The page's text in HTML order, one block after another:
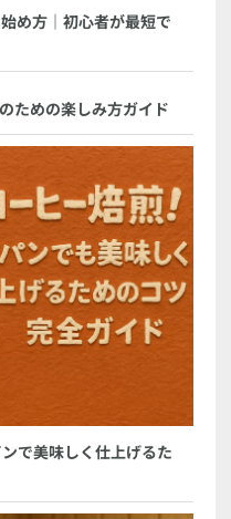
め方｜初心者が最短で
ための楽しみ方ガイド
で美味しく仕上げるた